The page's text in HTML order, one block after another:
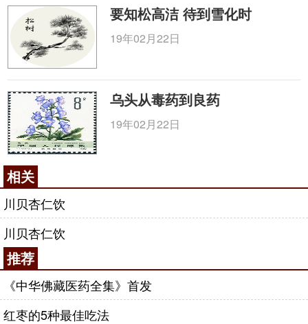
要知松高洁 待到雪化时
19年02月22日
乌头从毒药到良药
19年02月22日
相关
川贝杏仁饮
川贝杏仁饮
推荐
《中华佛藏医药全集》首发
红枣的5种最佳吃法